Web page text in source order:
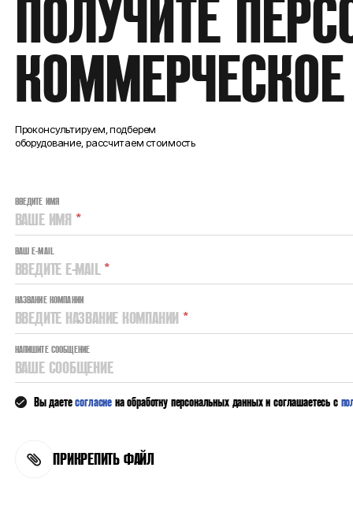
ПОЛУЧИТЕ
Проконсультируем, подберем
оборудование, рассчитаем стоимость
ВВЕДИТЕ ИМЯ
ВАШЕ ИМЯ *
ВАШ E-MAIL
ВВЕДИТЕ E-MAIL*
НАЗВАНИЕ КОМПАНИИ
ВВЕДИТЕ НАЗВАНИЕ КОМПАНИИ *
НАПИШИТЕ СООБЩЕНИЕ
ВАШЕ СООБЩЕНИЕ
Вы даетесогласиена обработку персональных данных и соглашаетесь с
ПРИКРЕПИТЬ ФАЙЛ